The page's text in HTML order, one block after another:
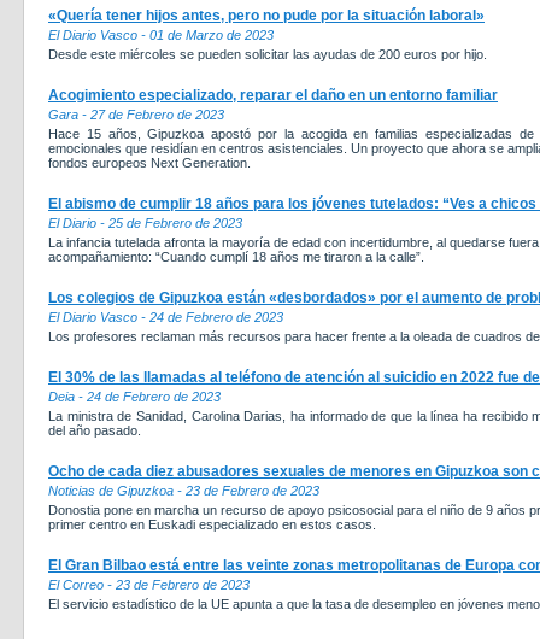
«Quería tener hijos antes, pero no pude por la situación laboral»
El Diario Vasco - 01 de Marzo de 2023
Desde este miércoles se pueden solicitar las ayudas de 200 euros por hijo.
Acogimiento especializado, reparar el daño en un entorno familiar
Gara - 27 de Febrero de 2023
Hace 15 años, Gipuzkoa apostó por la acogida en familias especializadas
emocionales que residían en centros asistenciales. Un proyecto que ahora se
fondos europeos Next Generation.
El abismo de cumplir 18 años para los jóvenes tutelados: “Ves a
El Diario - 25 de Febrero de 2023
La infancia tutelada afronta la mayoría de edad con incertidumbre, al quedarse
acompañamiento: “Cuando cumplí 18 años me tiraron a la calle”.
Los colegios de Gipuzkoa están «desbordados» por el aumento de
El Diario Vasco - 24 de Febrero de 2023
Los profesores reclaman más recursos para hacer frente a la oleada de cuadros
El 30% de las llamadas al teléfono de atención al suicidio en 2022 fue
Deia - 24 de Febrero de 2023
La ministra de Sanidad, Carolina Darias, ha informado de que la línea ha
del año pasado.
Ocho de cada diez abusadores sexuales de menores en Gipuzkoa son
Noticias de Gipuzkoa - 23 de Febrero de 2023
Donostia pone en marcha un recurso de apoyo psicosocial para el niño de 9 años
primer centro en Euskadi especializado en estos casos.
El Gran Bilbao está entre las veinte zonas metropolitanas de Europa
El Correo - 23 de Febrero de 2023
El servicio estadístico de la UE apunta a que la tasa de desempleo en jóvenes